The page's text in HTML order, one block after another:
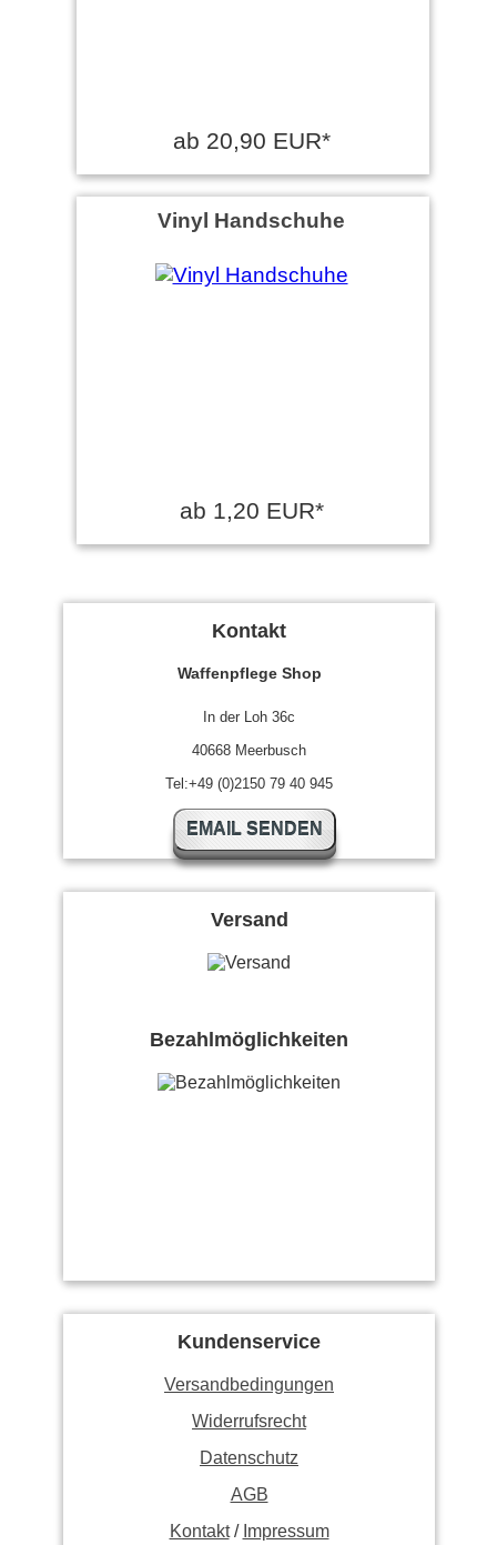
ab 20,90 EUR*
Vinyl Handschuhe
ab 1,20 EUR*
Kontakt
Waffenpflege Shop
In der Loh 36c
40668 Meerbusch
Tel:+49 (0)2150 79 40 945
EMAIL SENDEN
Versand
Bezahlmöglichkeiten
Kundenservice
Versandbedingungen
Widerrufsrecht
Datenschutz
AGB
Kontakt/ Impressum